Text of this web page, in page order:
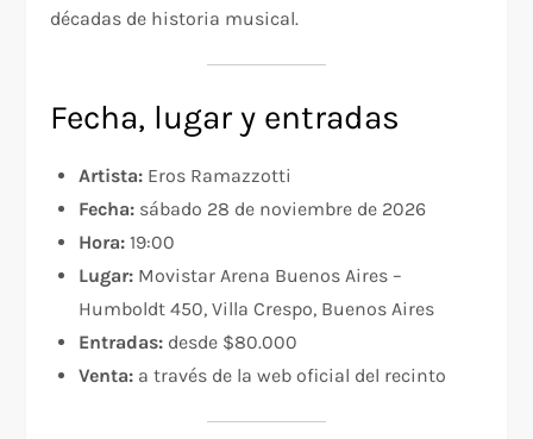
décadas de historia musical.
Fecha, lugar y entradas
Artista: Eros Ramazzotti
Fecha: sábado 28 de noviembre de 2026
Hora: 19:00
Lugar: Movistar Arena Buenos Aires –
Humboldt 450, Villa Crespo, Buenos Aires
Entradas: desde $80.000
Venta: a través de la web oficial del recinto